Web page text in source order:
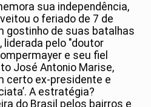
sua independência,
o feriado de 7 de
gostinho de suas batalhas
liderada pelo "doutor
e seu fiel
José Antonio Marise,
certo ex-presidente e
A estratégia?
do Brasil pelos bairros e